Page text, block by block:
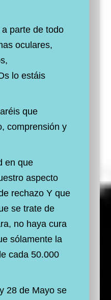
parte de todo
oculares,
lo estáis
que
comprensión y
en que
aspecto
rechazo Y que
se trate de
no haya cura
sólamente la
cada 50.000
28 de Mayo se